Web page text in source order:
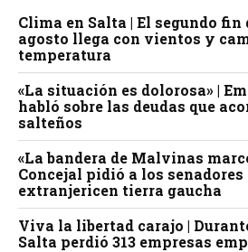
Clima en Salta | El segundo fin
agosto llega con vientos y
temperatura
«La situación es dolorosa» |
habló sobre las deudas que
salteños
«La bandera de Malvinas
Concejal pidió a los
extranjericen tierra gaucha
Viva la libertad carajo |
Salta perdió 313 empresas